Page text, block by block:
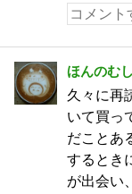
ほんのむし
久々に再
いて買っ
だことあ
するとき
が出会い